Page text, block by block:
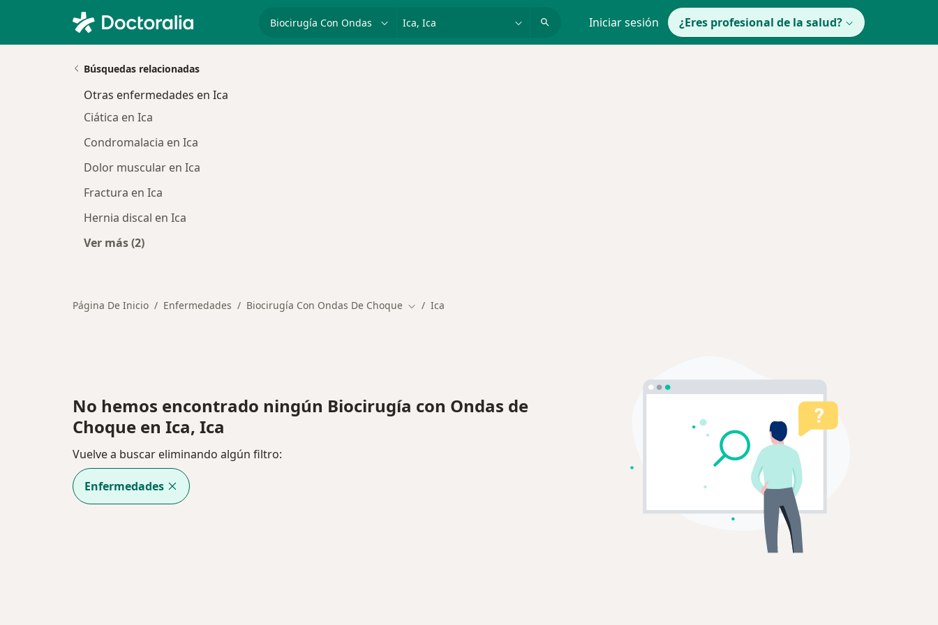
especialidad, enfermedad o nombre Iniciar sesión ¿Eres profesional de la salud?
Búsquedas relacionadas
Otras enfermedades en Ica
Ciática en Ica
Condromalacia en Ica
Dolor muscular en Ica
Fractura en Ica
Hernia discal en Ica
Ver más (2)
Página De Inicio Enfermedades Biocirugía Con Ondas De Choque Cambiar de ciudad
Ica
No hemos encontrado ningún Biocirugía con Ondas de
Choque en Ica, Ica
Vuelve a buscar eliminando algún filtro:
Enfermedades